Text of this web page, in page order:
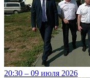
20:30 – 09 июля 2026